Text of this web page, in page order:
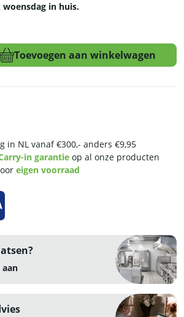
in huis.
Toevoegen aan winkelwagen
in NL vanaf €300,- anders €9,95
in garantie op al onze producten
eigen voorraad